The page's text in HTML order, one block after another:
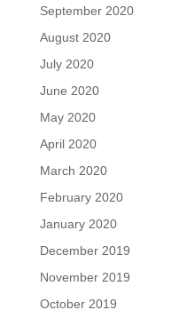
September 2020
August 2020
July 2020
June 2020
May 2020
April 2020
March 2020
February 2020
January 2020
December 2019
November 2019
October 2019